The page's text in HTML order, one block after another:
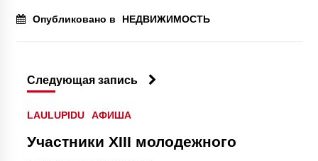
Опубликовано в НЕДВИЖИМОСТЬ
Следующая запись
LAULUPIDU АФИША
Участники XIII молодежного